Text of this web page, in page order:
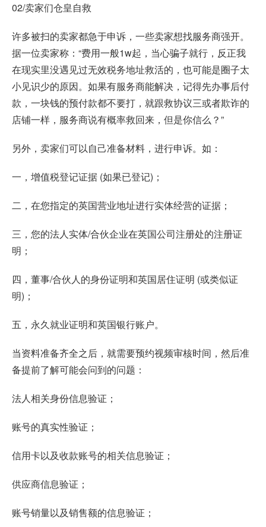
02/卖家们仓皇自救
许多被扫的卖家都急于申诉，一些卖家想找服务商强开。
据一位卖家称：“费用一般1w起，当心骗子就行，反正我
在现实里没遇见过无效税务地址救活的，也可能是圈子太
小见识少的原因。如果有服务商能解决，记得先办事后付
款，一块钱的预付款都不要打，就跟救协议三或者欺诈的
店铺一样，服务商说有概率救回来，但是你信么？”
另外，卖家们可以自己准备材料，进行申诉。如：
一，增值税登记证据 (如果已登记)；
二，在您指定的英国营业地址进行实体经营的证据；
三，您的法人实体/合伙企业在英国公司注册处的注册证
明；
四，董事/合伙人的身份证明和英国居住证明 (或类似证
明)；
五，永久就业证明和英国银行账户。
当资料准备齐全之后，就需要预约视频审核时间，然后准
备提前了解可能会问到的问题：
法人相关身份信息验证；
账号的真实性验证；
信用卡以及收款账号的相关信息验证；
供应商信息验证；
账号销量以及销售额的信息验证；